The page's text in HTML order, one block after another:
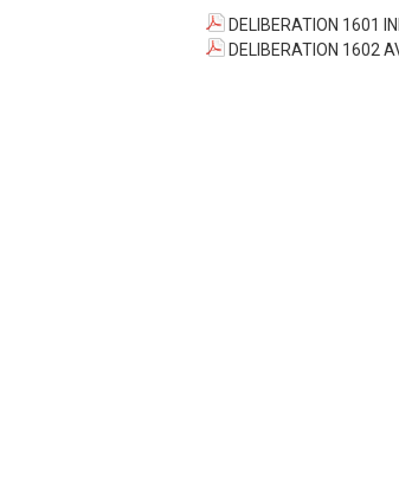
DELIBERATION 1601
DELIBERATION 1602